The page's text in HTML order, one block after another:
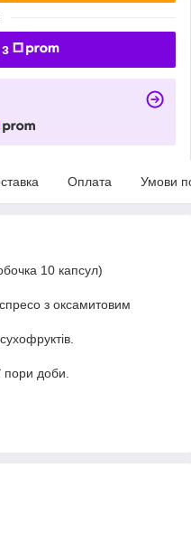
Оплата Умови
10 капсул)
з оксамитовим
пори доби.